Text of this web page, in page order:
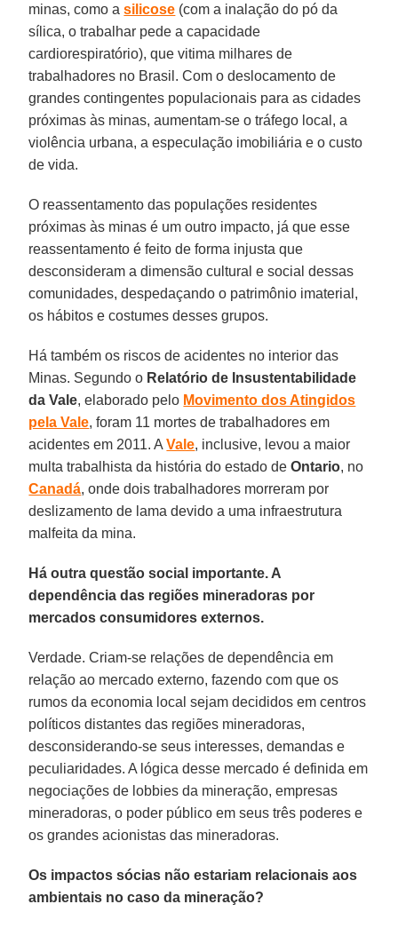
minas, como asilicose (com a inalação do pó da
sílica, o trabalhar pede a capacidade
cardiorespiratório), que vitima milhares de
trabalhadores no Brasil. Com o deslocamento de
grandes contingentes populacionais para as cidades
próximas às minas, aumentam-se o tráfego local, a
violência urbana, a especulação imobiliária e o custo
de vida.
O reassentamento das populações residentes
próximas às minas é um outro impacto, já que esse
reassentamento é feito de forma injusta que
desconsideram a dimensão cultural e social dessas
comunidades, despedaçando o patrimônio imaterial,
os hábitos e costumes desses grupos.
Há também os riscos de acidentes no interior das
Minas. Segundo o Relatório de Insustentabilidade
da Vale, elaborado pelo Movimento dos Atingidos
pela Vale, foram 11 mortes de trabalhadores em
acidentes em 2011. AVale, inclusive, levou a maior
multa trabalhista da história do estado deOntario, no
Canadá, onde dois trabalhadores morreram por
deslizamento de lama devido a uma infraestrutura
malfeita da mina.
Há outra questão social importante. A
dependência das regiões mineradoras por
mercados consumidores externos.
Verdade. Criam-se relações de dependência em
relação ao mercado externo, fazendo com que os
rumos da economia local sejam decididos em centros
políticos distantes das regiões mineradoras,
desconsiderando-se seus interesses, demandas e
peculiaridades. A lógica desse mercado é definida em
negociações de lobbies da mineração, empresas
mineradoras, o poder público em seus três poderes e
os grandes acionistas das mineradoras.
Os impactos sócias não estariam relacionais aos
ambientais no caso da mineração?